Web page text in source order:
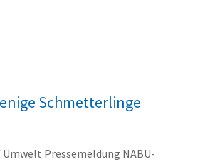
Schmetterlinge
Pressemeldung NABU-